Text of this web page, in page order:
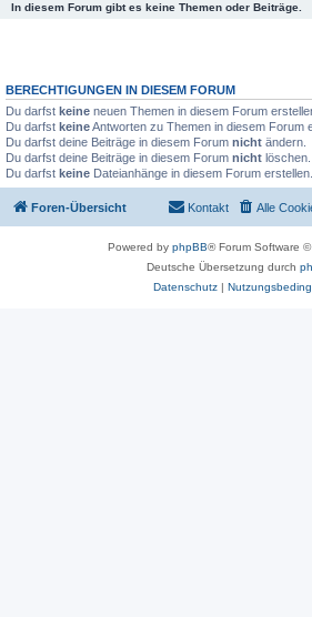
In diesem Forum gibt es keine Themen oder Beiträge.
BERECHTIGUNGEN IN DIESEM FORUM
Du darfst keine neuen Themen in diesem Forum
Du darfst keineAntworten zu Themen in diesem Forum
Du darfst deine Beiträge in diesem Forum nicht ändern.
Du darfst deine Beiträge in diesem Forum nicht löschen.
Du darfst keine Dateianhänge in diesem Forum erstellen.
Foren-Übersicht Alle
Kontakt
Powered by phpBB® Forum Software
Deutsche Übersetzung durch
Datenschutz|